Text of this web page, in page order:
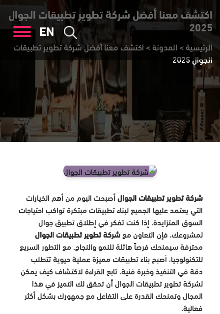
EN
اكتشف معنا أفضل شركة تطوير تطبيقات الجوال
2025
الرئيسية> المدونة> اكتشف معنا أفضل شركة تطوير تطبيقات
الجوال 2025
شركة تطوير تطبيقات الجوالأصبحت اليوم من أهم الخيارات
التي يعتمد عليها الجميع لبناء تطبيقات مبتكرة تواكب احتياجات
السوق المتزايدة. إذا كنت تفكر في إطلاق تطبيق جوال
لمشروعك، فإن التعاون مع شركة تطوير تطبيقات الجوال
محترفة سيمنحك فرصاً هائلة للنمو والنجاح. مع التطور السريع
للتكنولوجيا، أصبح بناء تطبيقات مميزة عملية حيوية تتطلب
دقة في التنفيذ وخبرة فنية. تابع القراءة لاكتشاف كيف يمكن
لشركة تطوير تطبيقات الجوال أن تحقق لك التميز في هذا
المجال وتمنحك القدرة على التفاعل مع جمهورك بشكل أكثر
فعالية.